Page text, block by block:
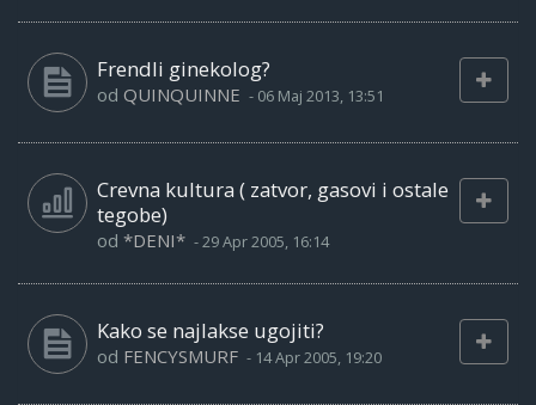
Frendli ginekolog?
od QUINQUINNE - 06 Maj 2013, 13:51
Crevna kultura ( zatvor, gasovi i ostale
tegobe)
od *DENI* -29 Apr 2005, 16:14
Kako se najlakse ugojiti?
od FENCYSMURF - 14 Apr 2005, 19:20